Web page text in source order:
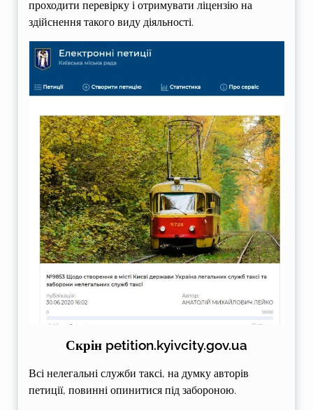
проходити перевірку і отримувати ліцензію на
здійснення такого виду діяльності.
Скрін petition.kyivcity.gov.ua
Всі нелегальні служби таксі, на думку авторів
петиції, повинні опинитися під забороною.